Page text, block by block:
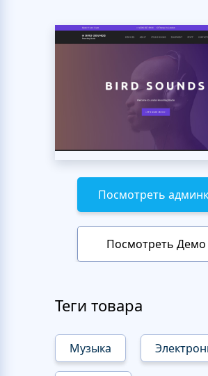
Посмотреть
Посмотреть Демо
Теги товара
Музыка